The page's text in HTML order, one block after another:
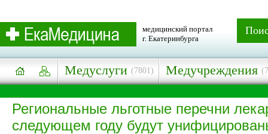
медицинский портал
г. Екатеринбурга
Медуслуги (7801) Медучреждения
Региональные льготные перечни
следующем году будут